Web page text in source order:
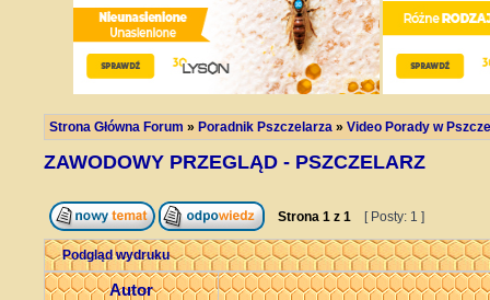
Strona Główna Forum » Poradnik Pszczelarza » Video Porady w
ZAWODOWY PRZEGLĄD - PSZCZELARZ
Strona 1 z 1 [ Posty: 1 ]
Podgląd wydruku
Autor